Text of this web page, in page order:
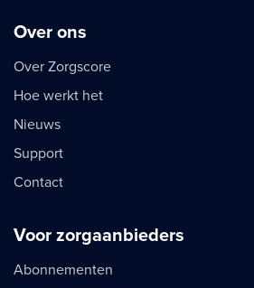
Over ons
Over Zorgscore
Hoe werkt het
Nieuws
Support
Contact
Voor zorgaanbieders
Abonnementen